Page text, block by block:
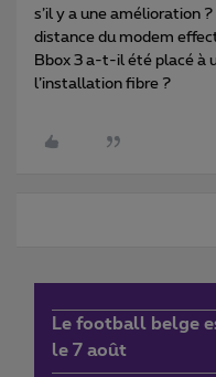
s’il y a une amélioration
distance du modem
Bbox 3 a-t-il été placé à
l’installation fibre ?
Le football belge
le 7 août